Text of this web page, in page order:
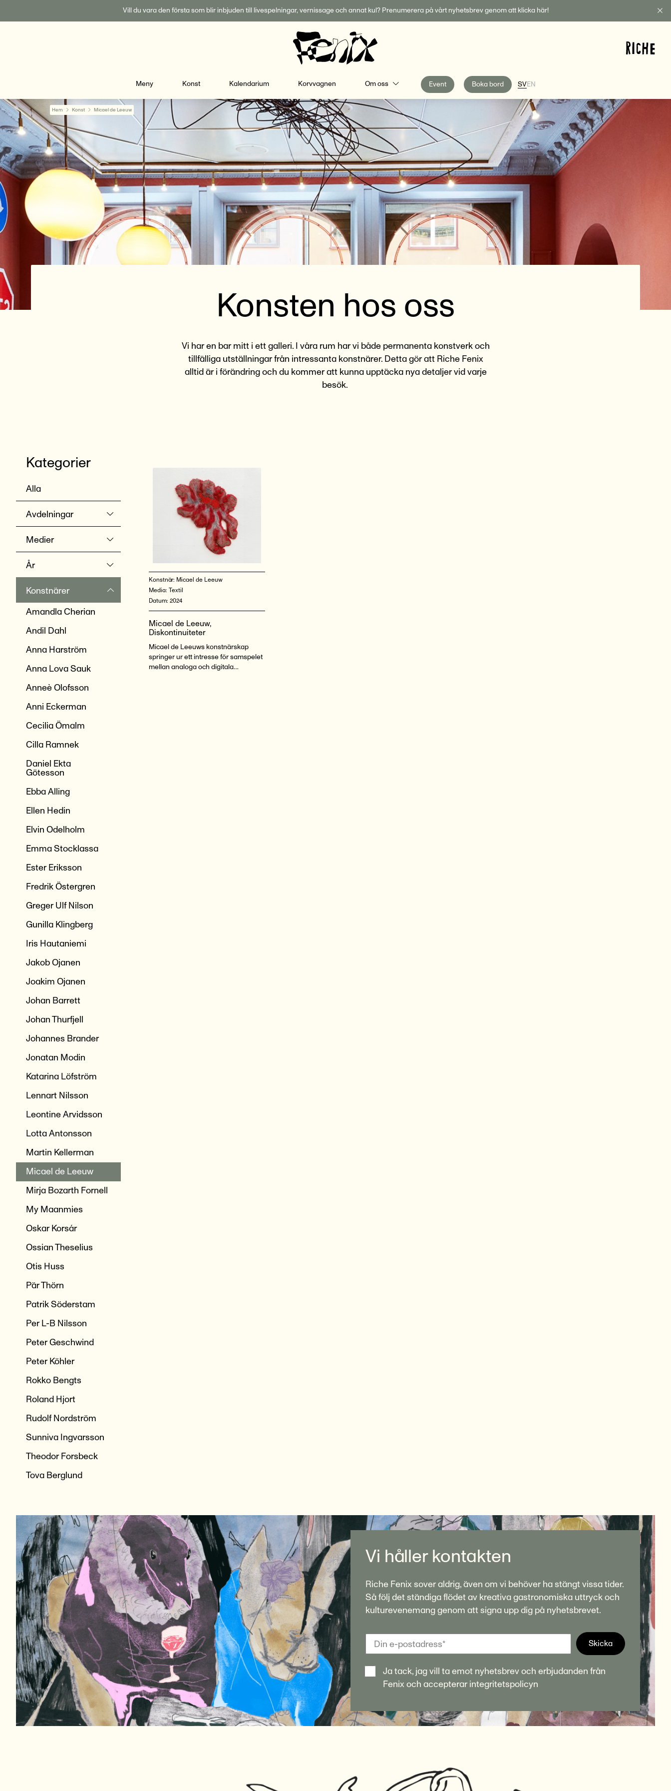
Vill du vara den första som blir inbjuden till livespelningar, vernissage och annat kul? Prenumerera på vårt nyhetsbrev genom att klicka här!
Meny Konst Kalendarium Korvvagnen Om oss Event Boka bord SVEN
Hem Konst Micael de Leeuw
Konsten hos oss
Vi har en bar mitt i ett galleri. I våra rum har vi både permanenta konstverk och
tillfälliga utställningar från intressanta konstnärer. Detta gör att Riche Fenix
alltid är i förändring och du kommer att kunna upptäcka nya detaljer vid varje
besök.
Kategorier
Alla
Avdelningar
Medier
År
Konstnärer
Amandla Cherian
Andil Dahl
Anna Harström
Anna Lova Sauk
Anneè Olofsson
Anni Eckerman
Cecilia Ömalm
Cilla Ramnek
Daniel Ekta
Götesson
Ebba Alling
Ellen Hedin
Elvin Odelholm
Emma Stocklassa
Ester Eriksson
Fredrik Östergren
Greger Ulf Nilson
Gunilla Klingberg
Iris Hautaniemi
Jakob Ojanen
Joakim Ojanen
Johan Barrett
Johan Thurfjell
Johannes Brander
Jonatan Modin
Katarina Löfström
Lennart Nilsson
Leontine Arvidsson
Lotta Antonsson
Martin Kellerman
Micael de Leeuw
Mirja Bozarth Fornell
My Maanmies
Oskar Korsár
Ossian Theselius
Otis Huss
Pär Thörn
Patrik Söderstam
Per L-B Nilsson
Peter Geschwind
Peter Köhler
Rokko Bengts
Roland Hjort
Rudolf Nordström
Sunniva Ingvarsson
Theodor Forsbeck
Tova Berglund
Konstnär: Micael de Leeuw
Media: Textil
Datum: 2024
Micael de Leeuw,
Diskontinuiteter
Micael de Leeuws konstnärskap
springer ur ett intresse för samspelet
mellan analoga och digitala
Vi håller kontakten
Riche Fenix sover aldrig, även om vi behöver ha stängt vissa tider.
Så följ det ständiga flödet av kreativa gastronomiska uttryck och
kulturevenemang genom att signa upp dig på nyhetsbrevet.
Skicka
Ja tack, jag vill ta emot nyhetsbrev och erbjudanden från
Fenix och accepterar integritetspolicyn